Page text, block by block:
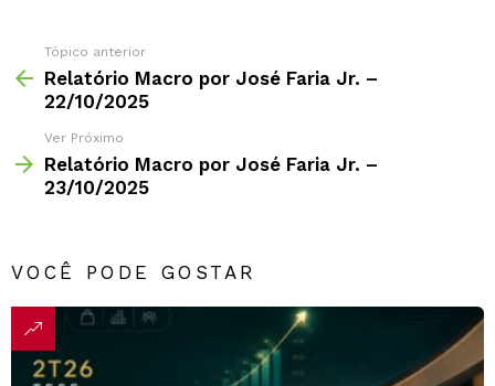
Tópico anterior
Relatório Macro por José Faria Jr. –
22/10/2025
Ver Próximo
Relatório Macro por José Faria Jr. –
23/10/2025
VOCÊ PODE GOSTAR